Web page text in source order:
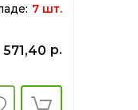
7 шт.
571,40 р.